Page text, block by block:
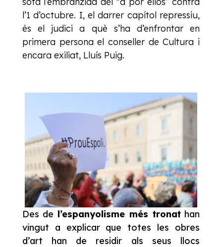
l’1 d’octubre. I, el darrer capítol repressiu,
és el judici a què s’ha d’enfrontar en
primera persona el conseller de Cultura i
encara exiliat, Lluís Puig.
Des de l’espanyolisme més tronathan
vingut a explicar que totes les obres
d’art han de residir als seus llocs